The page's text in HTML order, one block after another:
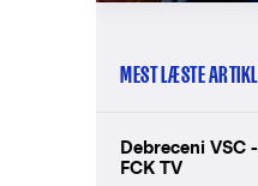
MEST LÆSTE
Debreceni VSC
FCK TV